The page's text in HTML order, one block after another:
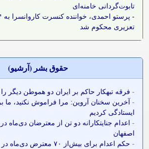
تابوت‌گردانی خامنه‌ای
-
تعزیری محکوم شد
حقوق بشر (آرشيو)
- فرقه تبهکار حاکم بر ایران دو هموطن دیگر را
- آخرین سخنان آروین: مرا فراموش نکنید، ما
ایستادگی کردیم
- اعدام جنایتکارانه دو تن از معترضان دی‌ماه
اصفهان
-
حکم اعدام برای بیش‌از ۷۰